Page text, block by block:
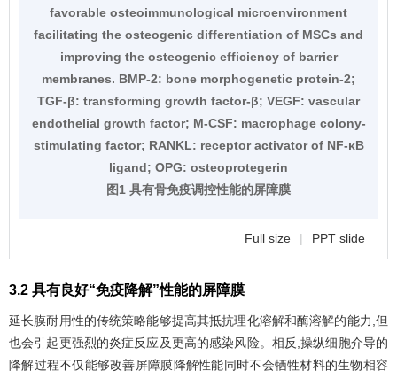
favorable osteoimmunological microenvironment
facilitating the osteogenic differentiation of MSCs and
improving the osteogenic efficiency of barrier
membranes. BMP-2: bone morphogenetic protein-2;
TGF-β: transforming growth factor-β; VEGF: vascular
endothelial growth factor; M-CSF: macrophage colony-
stimulating factor; RANKL: receptor activator of NF-κB
ligand; OPG: osteoprotegerin
图1 具有骨免疫调控性能的屏障膜
Full size | PPT slide
3.2 具有良好“免疫降解”性能的屏障膜
延长膜耐用性的传统策略能够提高其抵抗理化溶解和酶溶解的能力,但
也会引起更强烈的炎症反应及更高的感染风险。相反,操纵细胞介导的
降解过程不仅能够改善屏障膜降解性能同时不会牺牲材料的生物相容